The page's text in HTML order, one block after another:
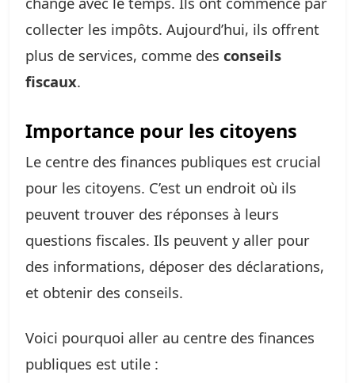
collecter les impôts. Aujourd’hui, ils offrent
plus de services, comme des conseils
fiscaux.
Importance pour les citoyens
Le centre des finances publiques est crucial
pour les citoyens. C’est un endroit où ils
peuvent trouver des réponses à leurs
questions fiscales. Ils peuvent y aller pour
des informations, déposer des déclarations,
et obtenir des conseils.
Voici pourquoi aller au centre des finances
publiques est utile :